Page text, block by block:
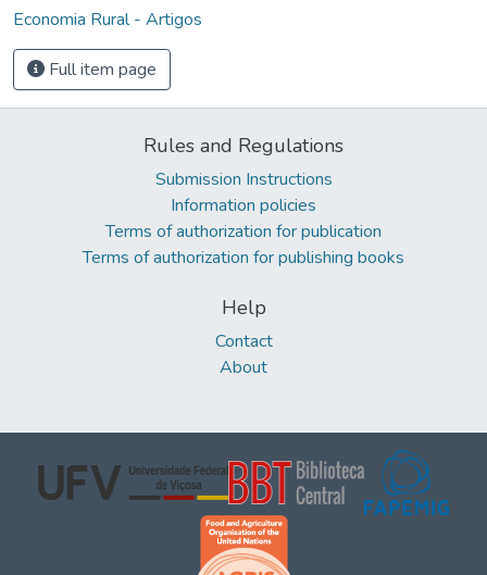
Economia Rural - Artigos
Full item page
Rules and Regulations
Submission Instructions
Information policies
Terms of authorization for publication
Terms of authorization for publishing books
Help
Contact
About